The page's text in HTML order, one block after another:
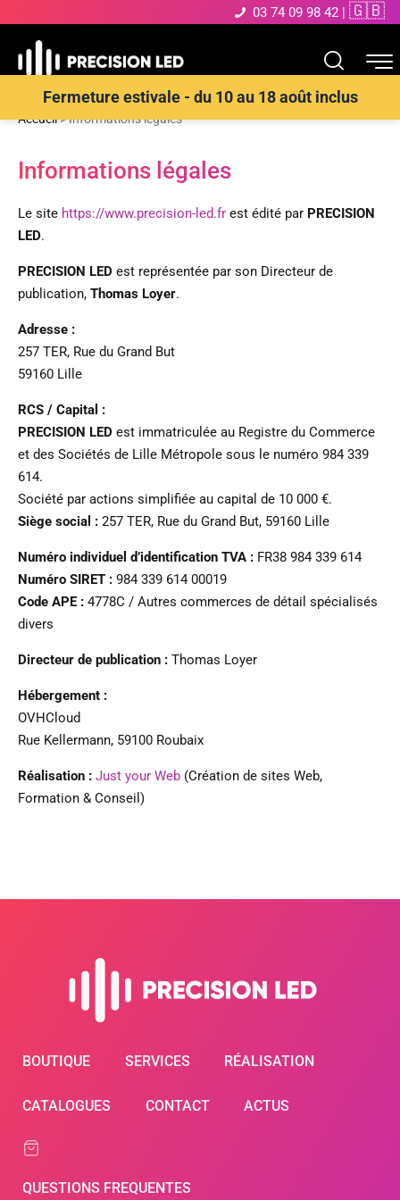
03 74 09 98 42 | 🇬🇧
Fermeture estivale - du 10 au 18 août inclus
Accueil>Informations légales
Informations légales
Le site https://www.precision-led.fr est édité par PRECISION
LED.
PRECISION LED est représentée par son Directeur de
publication, Thomas Loyer.
Adresse :
257 TER, Rue du Grand But
59160 Lille
RCS / Capital :
PRECISION LED est immatriculée au Registre du Commerce
et des Sociétés de Lille Métropole sous le numéro 984 339
614.
Société par actions simplifiée au capital de 10 000 €.
Siège social : 257 TER, Rue du Grand But, 59160 Lille
Numéro individuel d’identification TVA : FR38 984 339 614
Numéro SIRET : 984 339 614 00019
Code APE : 4778C / Autres commerces de détail spécialisés
divers
Directeur de publication : Thomas Loyer
Hébergement :
OVHCloud
Rue Kellermann, 59100 Roubaix
Réalisation : Just your Web (Création de sites Web,
Formation & Conseil)
BOUTIQUE SERVICES RÉALISATION
CATALOGUES CONTACT ACTUS
QUESTIONS FREQUENTES